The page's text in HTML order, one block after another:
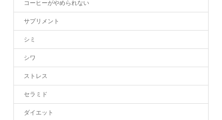
コーヒーがやめられない
サプリメント
シミ
シワ
ストレス
セラミド
ダイエット